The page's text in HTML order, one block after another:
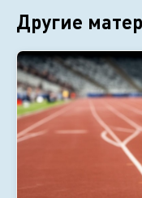
Другие